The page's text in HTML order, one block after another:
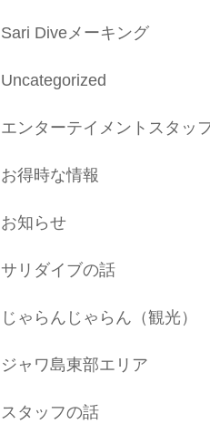
Sari Diveメーキング
Uncategorized
エンターテイメントスタッ
お得時な情報
お知らせ
サリダイブの話
じゃらんじゃらん（観光）
ジャワ島東部エリア
スタッフの話